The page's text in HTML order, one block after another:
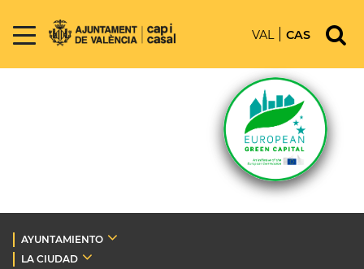
VAL CAS
AYUNTAMIENTO
LA CIUDAD